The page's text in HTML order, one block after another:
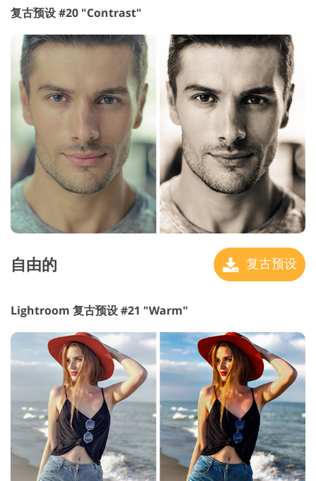
复古预设 #20 "Contrast"
自由的 复古预设
Lightroom 复古预设 #21 "Warm"